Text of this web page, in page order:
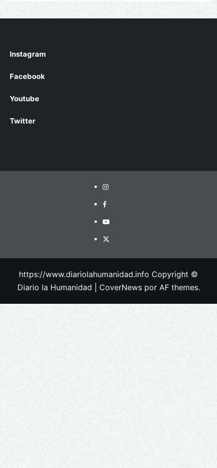
Instagram
Facebook
Youtube
Twitter
https://www.diariolahumanidad.info Copyright ©
Diario la Humanidad
CoverNewspor AF themes.